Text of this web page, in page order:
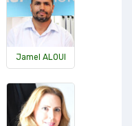
Jamel ALOUI